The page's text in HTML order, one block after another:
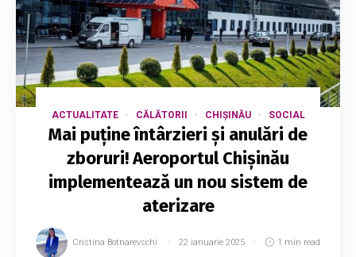
ACTUALITATE CĂLĂTORII CHIȘINĂU SOCIAL
Mai puține întârzieri și anulări de
zboruri! Aeroportul Chișinău
implementează un nou sistem de
aterizare
Cristina Botnarevschi 22 ianuarie 2025 1 min read